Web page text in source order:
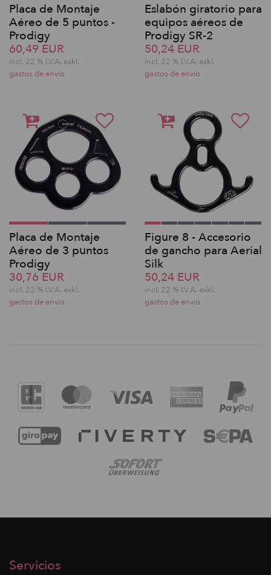
Placa de Montaje
Aéreo de 5 puntos -
Prodigy
60,49 EUR
incl. 22 % I.V.A. exkl.
gastos de envio
Eslabón giratorio para
equipos aéreos de
Prodigy SR-2
50,24 EUR
incl. 22 % I.V.A. exkl.
gastos de envio
Placa de Montaje
Aéreo de 3 puntos
Prodigy
30,76 EUR
incl. 22 % I.V.A. exkl.
gastos de envio
Figure 8 - Accesorio
de gancho para Aerial
Silk
50,24 EUR
incl. 22 % I.V.A. exkl.
gastos de envio
Servicios